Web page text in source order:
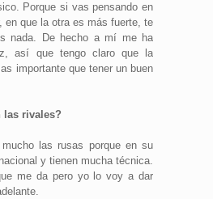
Porque si vas pensando en
en que la otra es más fuerte, te
nada. De hecho a mí me ha
así que tengo claro que la
importante que tener un buen
las rivales?
mucho las rusas porque en su
y tienen mucha técnica.
me da pero yo lo voy a dar